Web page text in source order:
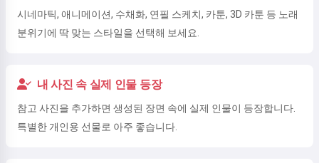
시네마틱, 애니메이션, 수채화, 연필 스케치, 카툰, 3D 카툰 등 노래
분위기에 딱 맞는 스타일을 선택해 보세요.
내 사진 속 실제 인물 등장
참고 사진을 추가하면 생성된 장면 속에 실제 인물이 등장합니다.
특별한 개인용 선물로 아주 좋습니다.